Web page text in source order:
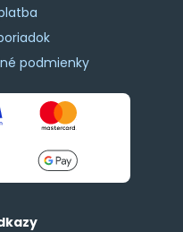
podmienky